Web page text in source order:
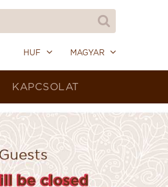
MAGYAR
HUF
KAPCSOLAT